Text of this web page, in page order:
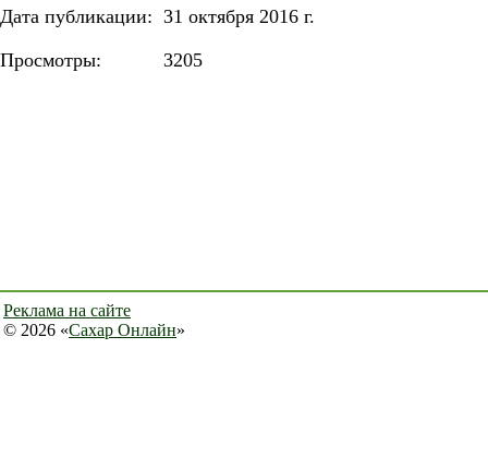
Дата публикации: 31 октября 2016 г.
Просмотры:
3205
Реклама на сайте
© 2026 «Сахар Онлайн»